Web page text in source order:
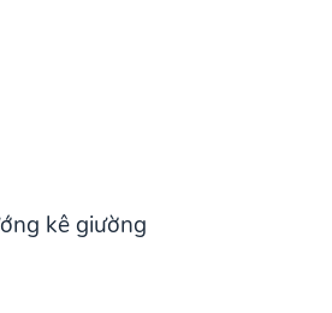
kê giường